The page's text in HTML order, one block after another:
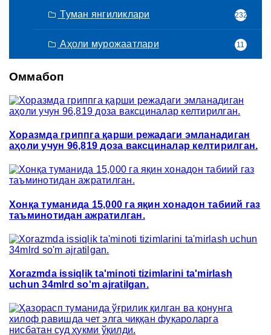
Туман янгиликлари 232
Аҳоли мурожаатлари 11
Оммабоп
Хоразмда гриппга қарши режадаги эмланадиган
аҳоли учун 96,819 доза ваксциналар келтирилган.
Хонқа туманида 15,000 га яқин хонадон табиий газ
таъминотидан ажратилган.
Xorazmda issiqlik ta'minoti tizimlarini ta'mirlash
uchun 34mlrd so'm ajratilgan.